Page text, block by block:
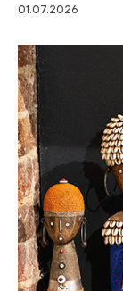
01.07.2026